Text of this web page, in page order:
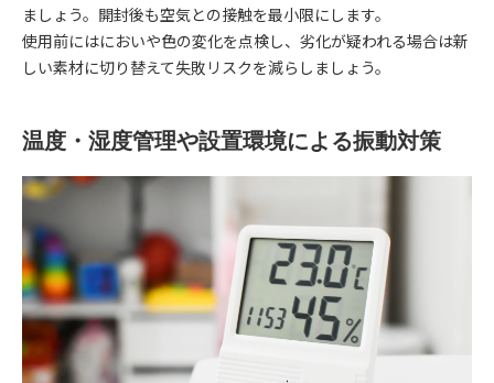
ましょう。開封後も空気との接触を最小限にします。
使用前にはにおいや色の変化を点検し、劣化が疑われる場合は新
しい素材に切り替えて失敗リスクを減らしましょう。
温度・湿度管理や設置環境による振動対策